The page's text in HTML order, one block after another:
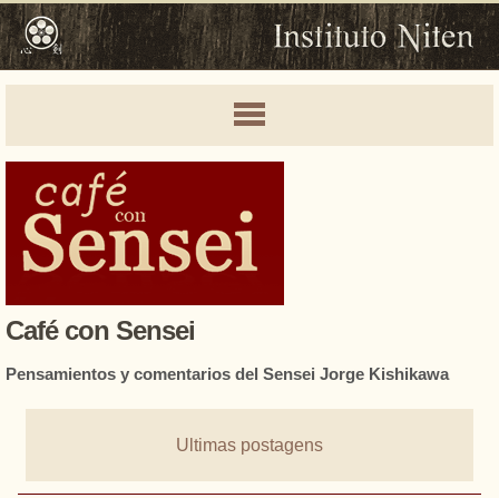
Café con Sensei
Pensamientos y comentarios del Sensei Jorge Kishikawa
Ultimas postagens